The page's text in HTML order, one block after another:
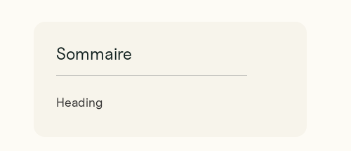
Sommaire
Heading